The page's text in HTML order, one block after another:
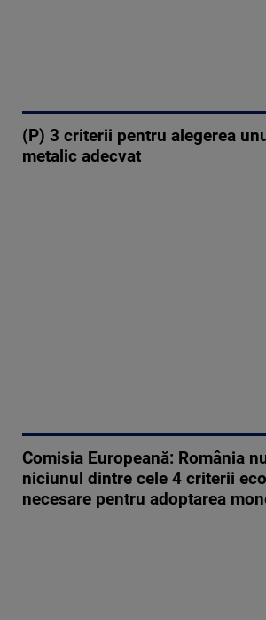
(P) 3 criterii pentru alegerea
metalic adecvat
Comisia Europeană: România
niciunul dintre cele 4 criterii
necesare pentru adoptarea